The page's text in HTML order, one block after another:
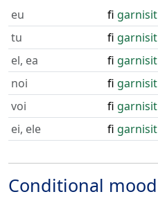
eu fi garnisit
tu
fi garnisit
el, ea
fi garnisit
noi
fi garnisit
voi
fi garnisit
ei, ele
fi garnisit
Conditional mood